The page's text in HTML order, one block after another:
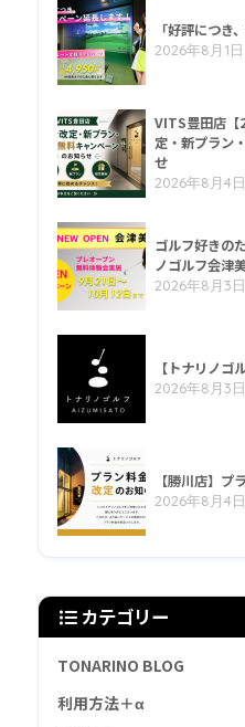
「好評につき
2026年8月1日
VITS豊田店【
定・新プラン
せ
2026年8月4日
ゴルフ好きの
ノゴルフ会津
2026年8月3日
【トナリノゴ
2026年8月3日
【勝川店】プ
2026年8月4日
カテゴリー
TONARINO BLOG
利用方法＋α